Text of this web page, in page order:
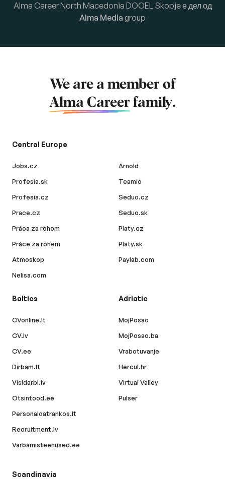
Alma Career North Macedonia DOOEL Skopje е дел од
Alma Media group
We are a member of
Alma Career family.
Central Europe
Jobs.cz
Profesia.sk
Profesia.cz
Prace.cz
Práca za rohom
Práce za rohem
Atmoskop
Nelisa.com
Arnold
Teamio
Seduo.cz
Seduo.sk
Platy.cz
Platy.sk
Paylab.com
Baltics
CVonline.lt
CV.lv
CV.ee
Dirbam.lt
Visidarbi.lv
Otsintood.ee
Personaloatrankos.lt
Recruitment.lv
Varbamisteenused.ee
Adriatic
MojPosao
MojPosao.ba
Vrabotuvanje
Hercul.hr
Virtual Valley
Pulser
Scandinavia